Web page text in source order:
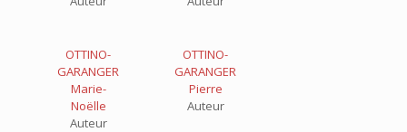
OTTINO-
GARANGER
Marie-
Noëlle
Auteur
OTTINO-
GARANGER
Pierre
Auteur